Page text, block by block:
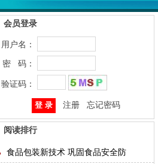
图片标题
会员登录
用户名：
密 码：
验证码：
注册 忘记密码
阅读排行
食品包装新技术 巩固食品安全防